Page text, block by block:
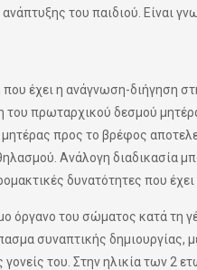
του παιδιού. Είναι
έχει η ανάγνωση-διήγηση
πρωταρχικού δεσμού
προς το βρέφος
Ανάλογη διαδικασία
δυνατότητες που
όργανο του σώματος κατά τη
συναπτικής
του. Στην ηλικία των 2